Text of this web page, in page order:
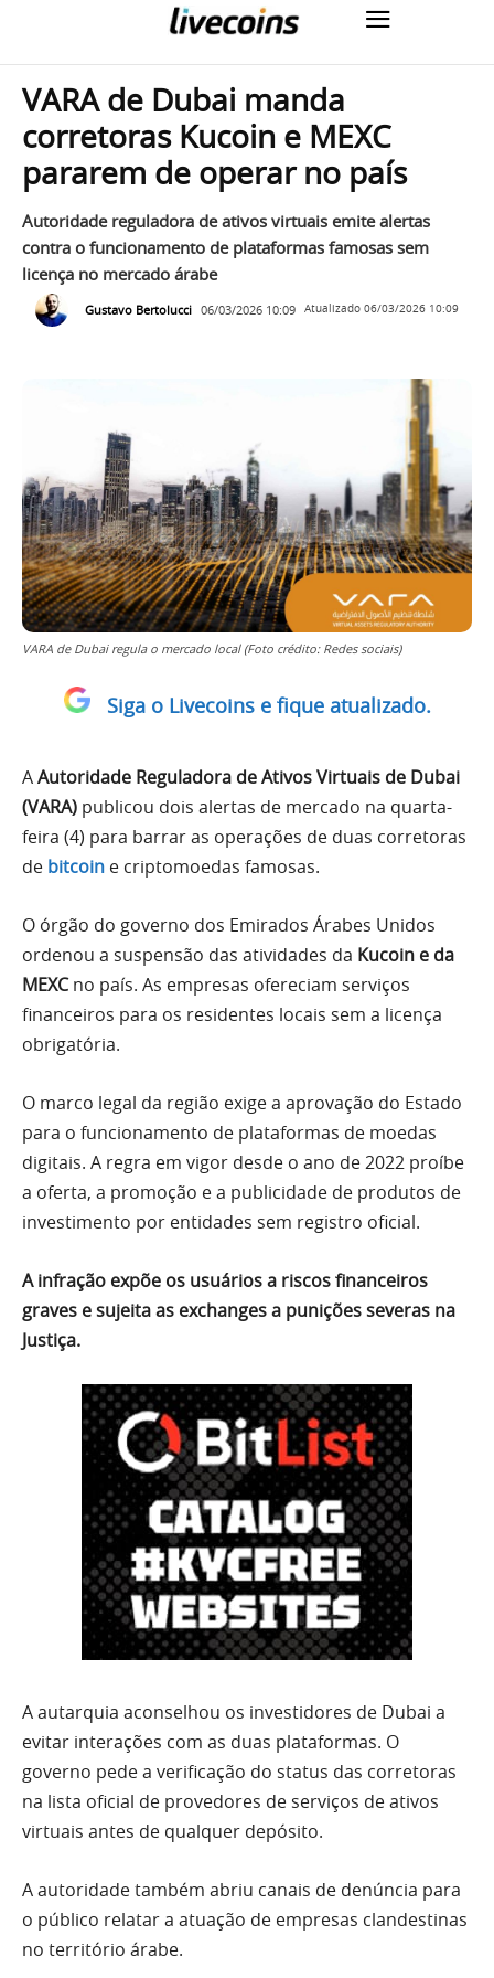
VARA de Dubai manda
corretoras Kucoin e MEXC
pararem de operar no país
Autoridade reguladora de ativos virtuais emite alertas
contra o funcionamento de plataformas famosas sem
licença no mercado árabe
Gustavo Bertolucci 06/03/2026 10:09 Atualizado 06/03/2026 10:09
VARA de Dubai regula o mercado local (Foto crédito: Redes sociais)
Siga o Livecoins e fique atualizado.
AAutoridade Reguladora de Ativos Virtuais de Dubai
(VARA) publicou dois alertas de mercado na quarta-
feira (4) para barrar as operações de duas corretoras
de bitcoin e criptomoedas famosas.
O órgão do governo dos Emirados Árabes Unidos
ordenou a suspensão das atividades da Kucoin e da
MEXCno país. As empresas ofereciam serviços
financeiros para os residentes locais sem a licença
obrigatória.
O marco legal da região exige a aprovação do Estado
para o funcionamento de plataformas de moedas
digitais. A regra em vigor desde o ano de 2022 proíbe
a oferta, a promoção e a publicidade de produtos de
investimento por entidades sem registro oficial.
A infração expõe os usuários a riscos financeiros
graves e sujeita as exchanges a punições severas na
Justiça.
A autarquia aconselhou os investidores de Dubai a
evitar interações com as duas plataformas. O
governo pede a verificação do status das corretoras
na lista oficial de provedores de serviços de ativos
virtuais antes de qualquer depósito.
A autoridade também abriu canais de denúncia para
o público relatar a atuação de empresas clandestinas
no território árabe.